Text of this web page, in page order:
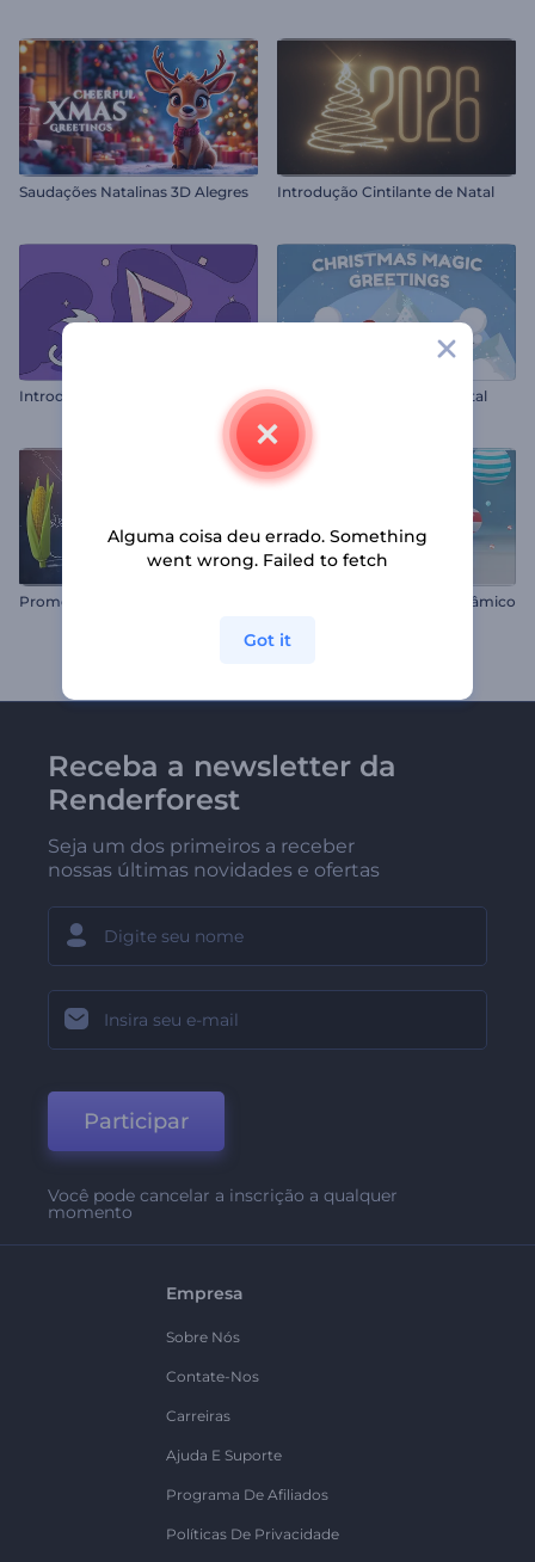
Saudações Natalinas 3D Alegres Introdução Cintilante de Natal
Introdução do Gatinho Cartoon Felicitações Mágicas de Natal
Promoção Restaurante Promoção App Celular Dinâmico
Receba a newsletter da
Renderforest
Seja um dos primeiros a receber
nossas últimas novidades e ofertas
Participar
Você pode cancelar a inscrição a qualquer
momento
Empresa
Sobre Nós
Contate-Nos
Carreiras
Ajuda E Suporte
Programa De Afiliados
Políticas De Privacidade
Alguma coisa deu errado. Something
went wrong. Failed to fetch
Got it